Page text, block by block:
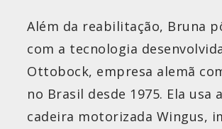
Além da reabilitação, Bruna
com a tecnologia
Ottobock, empresa alemã
no Brasil desde 1975. Ela usa a
cadeira motorizada Wingus,